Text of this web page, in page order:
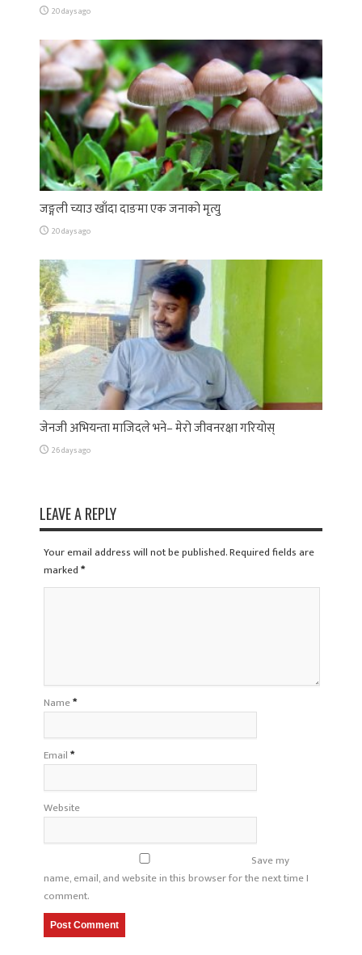
20 days ago
जङ्गली च्याउ खाँदा दाङमा एक जनाको मृत्यु
20 days ago
जेनजी अभियन्ता माजिदले भने– मेरो जीवनरक्षा गरियोस्
26 days ago
LEAVE A REPLY
Your email address will not be published. Required fields are
marked*
Name*
Email*
Website
Save my
name, email, and website in this browser for the next time I
comment.